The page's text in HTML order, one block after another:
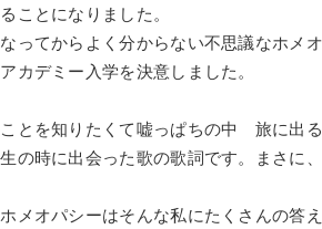
ことになりました。
ってからよく分からない不思議なホメ
カデミー入学を決意しました。
ことを知りたくて嘘っぱちの中 旅に出
の時に出会った歌の歌詞です。まさに
メオパシーはそんな私にたくさんの答